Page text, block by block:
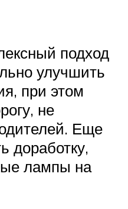
подход
улучшить
при этом
не
Еще
доработку,
лампы на